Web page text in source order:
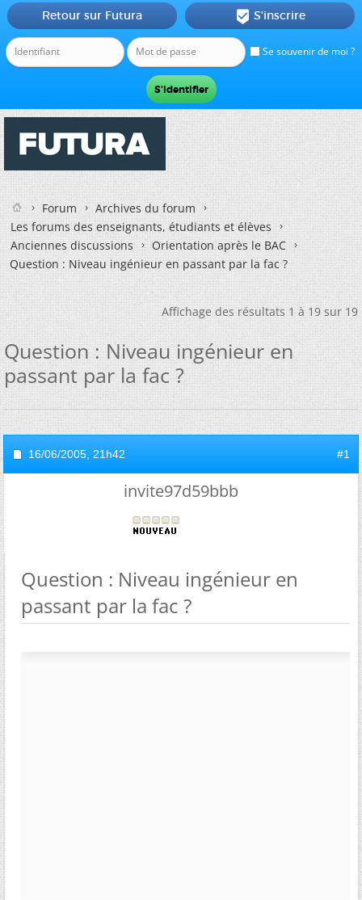
Se souvenir de moi ?
Retour sur Futura  S'inscrire
Forum
Archives du forum
Les forums des enseignants, étudiants et élèves
Anciennes discussions
Orientation après le BAC
Question : Niveau ingénieur en passant par la fac ?
Affichage des résultats 1 à 19 sur 19
Question : Niveau ingénieur en
passant par la fac ?
16/06/2005, 21h42 #1
invite97d59bbb
Question : Niveau ingénieur en
passant par la fac ?